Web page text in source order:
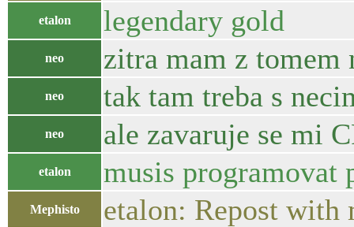
etalon legendary gold
neo zitra mam z tomem
neo tak tam treba s
neo ale zavaruje se mi
etalon musis programovat
Mephisto etalon: Repost with